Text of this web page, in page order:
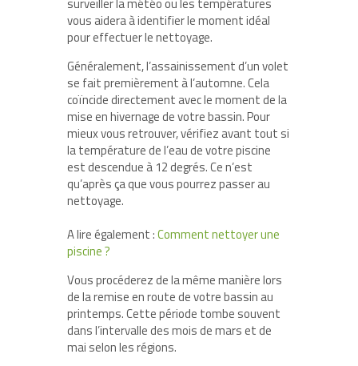
surveiller la météo ou les températures
vous aidera à identifier le moment idéal
pour effectuer le nettoyage.
Généralement, l’assainissement d’un volet
se fait premièrement à l’automne. Cela
coïncide directement avec le moment de la
mise en hivernage de votre bassin. Pour
mieux vous retrouver, vérifiez avant tout si
la température de l’eau de votre piscine
est descendue à 12 degrés. Ce n’est
qu’après ça que vous pourrez passer au
nettoyage.
A lire également :Comment nettoyer une
piscine ?
Vous procéderez de la même manière lors
de la remise en route de votre bassin au
printemps. Cette période tombe souvent
dans l’intervalle des mois de mars et de
mai selon les régions.